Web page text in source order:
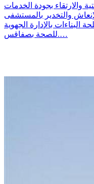
والارتقاء بجودة الخدمات
والتخدير بالمستشفى
بالإدارة الجهوية
للصحة بصفاقس.…